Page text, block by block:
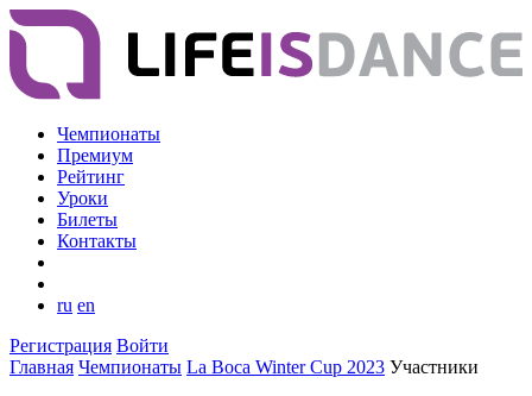
Чемпионаты
Премиум
Рейтинг
Уроки
Билеты
Контакты
ru en
Регистрация Войти
Главная Чемпионаты La Boca Winter Cup 2023 Участники